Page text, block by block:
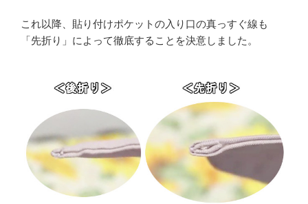
これ以降、貼り付けポケットの入り口の真っすぐ線も
「先折り」によって徹底することを決意しました。